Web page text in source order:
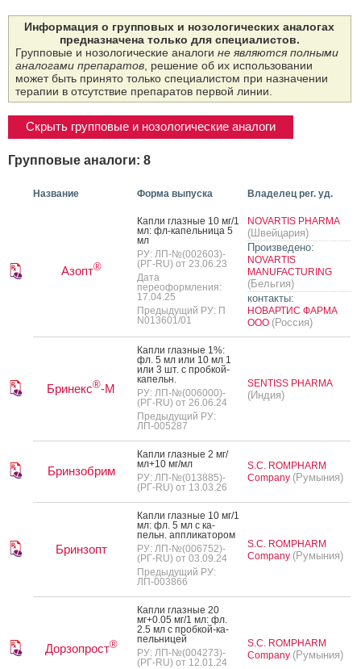
Информация о групповых и нозологических аналогах
предназначена только для специалистов.
Групповые и нозологические аналоги не являются полными
аналогами препаратов, решение об их использовании
может быть принято только специалистом при назначении
терапии в отсутствие препаратов первой линии.
Скрыть групповые и нозологические аналоги
Групповые аналоги: 8
Название Форма выпуска Владелец рег. уд.
Азопт®
Кап­ли глаз­ные 10 мг/1
мл: фл-ка­пель­ни­ца 5
мл
РУ: ЛП-№(002603)-
(РГ-RU) от 23.06.23
Дата
переоформления:
17.04.25
Предыдущий РУ: П
N013601/01
NOVARTIS PHARMA
(Швейцария)
Произведено:
NOVARTIS
MANUFACTURING
(Бельгия)
контакты:
НОВАРТИС ФАРМА
ООО (Россия)
Бринекс®-М
Кап­ли глаз­ные 1%:
фл. 5 мл или 10 мл 1
или 3 шт. с проб­кой-
ка­пельн.
РУ: ЛП-№(006000)-
(РГ-RU) от 26.06.24
Предыдущий РУ:
ЛП-005287
SENTISS PHARMA
(Индия)
Бринзобрим
Кап­ли глаз­ные 2 мг/
мл+10 мг/мл
РУ: ЛП-№(013885)-
(РГ-RU) от 13.03.26
S.C. ROMPHARM
Company (Румыния)
Бринзопт
Кап­ли глаз­ные 10 мг/1
мл: фл. 5 мл с ка­
пельн. ап­пли­като­ром
РУ: ЛП-№(006752)-
(РГ-RU) от 03.09.24
Предыдущий РУ:
ЛП-003866
S.C. ROMPHARM
Company (Румыния)
Дорзопрост®
Кап­ли глаз­ные 20
мг+0.05 мг/1 мл: фл.
2.5 мл с проб­кой-ка­
пель­ни­цей
РУ: ЛП-№(004273)-
(РГ-RU) от 12.01.24
S.C. ROMPHARM
Company (Румыния)